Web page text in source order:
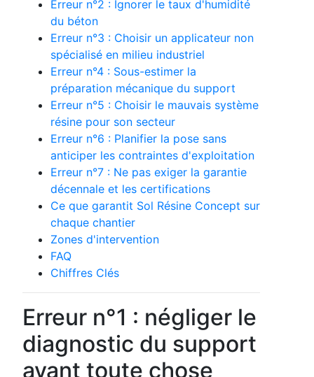
Erreur n°2 : Ignorer le taux d'humidité
du béton
Erreur n°3 : Choisir un applicateur non
spécialisé en milieu industriel
Erreur n°4 : Sous-estimer la
préparation mécanique du support
Erreur n°5 : Choisir le mauvais système
résine pour son secteur
Erreur n°6 : Planifier la pose sans
anticiper les contraintes d'exploitation
Erreur n°7 : Ne pas exiger la garantie
décennale et les certifications
Ce que garantit Sol Résine Concept sur
chaque chantier
Zones d'intervention
FAQ
Chiffres Clés
Erreur n°1 : négliger le
diagnostic du support
avant toute chose